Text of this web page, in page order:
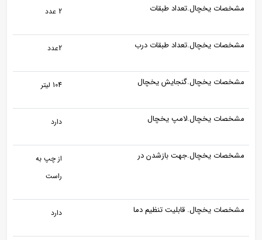
مشخصات یخچال.تعداد طبقات 2 عدد
مشخصات یخچال.تعداد طبقات درب 2عدد
مشخصات یخچال.گنجایش یخچال 104 لیتر
مشخصات یخچال.لامپ یخچال دارد
مشخصات یخچال.جهت بازشدن در
از چپ به
راست
مشخصات یخچال. قابلیت تنظیم دما دارد